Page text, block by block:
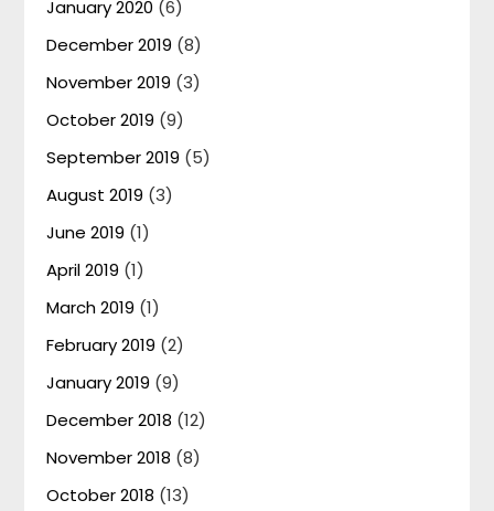
January 2020 (6)
December 2019 (8)
November 2019 (3)
October 2019 (9)
September 2019 (5)
August 2019 (3)
June 2019 (1)
April 2019 (1)
March 2019 (1)
February 2019 (2)
January 2019 (9)
December 2018 (12)
November 2018 (8)
October 2018 (13)